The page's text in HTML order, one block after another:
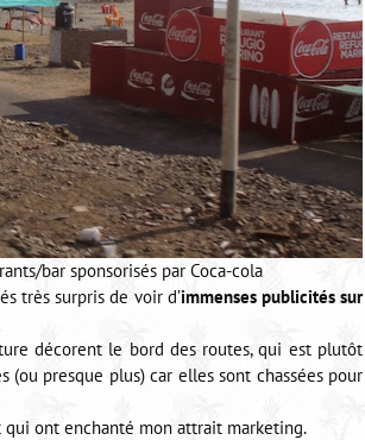
bar sponsorisés par Coca-cola
très surpris de voir d’immenses publicités sur
décorent le bord des routes, qui est plutôt
presque plus) car elles sont chassées pour
ont enchanté mon attrait marketing.